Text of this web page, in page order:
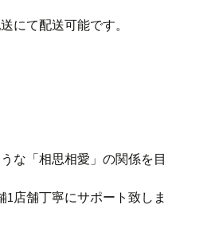
にて配送可能です。
な「相思相愛」の関係を目
1店舗丁寧にサポート致しま